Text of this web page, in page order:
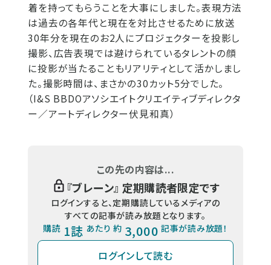
着を持ってもらうことを大事にしました。表現方法
は過去の各年代と現在を対比させるために放送
30年分を現在のお2人にプロジェクターを投影し
撮影、広告表現では避けられているタレントの顔
に投影が当たることもリアリティとして活かしまし
た。撮影時間は、まさかの30カット5分でした。
（I&S BBDOアソシエイトクリエイティブディレクタ
ー／アートディレクター伏見和真）
この先の内容は...
『ブレーン』 定期購読者限定です
ログインすると、定期購読しているメディアの
すべての記事が読み放題となります。
購読 1誌 あたり 約 3,000 記事が読み放題！
ログインして読む